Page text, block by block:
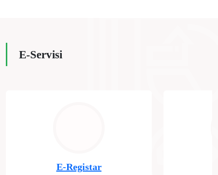
E-Servisi
E-Registar